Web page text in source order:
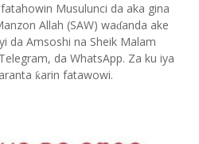
Musulunci da aka gina
Allah (SAW) waɗanda ake
da Amsoshi na Sheik Malam
da WhatsApp. Za ku iya
ƙarin fatawowi.